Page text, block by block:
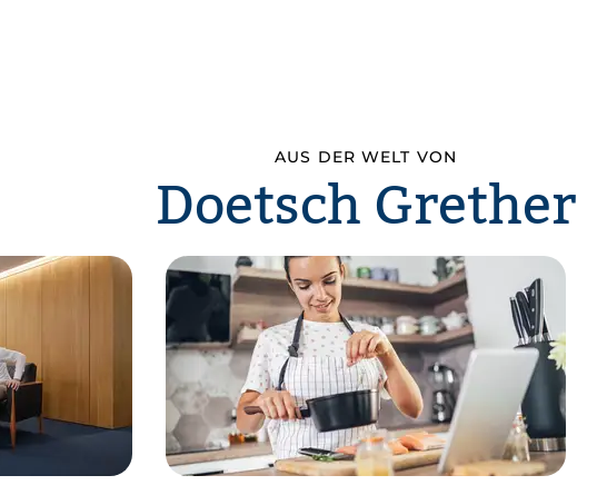
AUS DER WELT VON
Doetsch Grether